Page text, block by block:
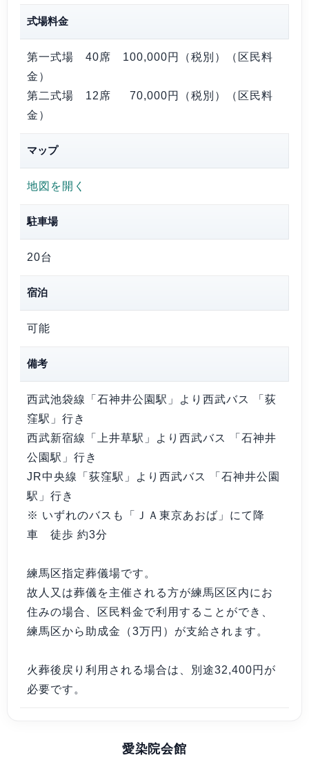
式場料金
第一式場 40席 100,000円（税別）
（区民料
金）
第二式場 12席 70,000円（税別）
（区民料
金）
マップ
地図を開く
駐車場
20台
宿泊
可能
備考
西武池袋線「石神井公園駅」より西武バス 「荻
窪駅」行き
西武新宿線「上井草駅」より西武バス 「石神井
公園駅」行き
JR中央線「荻窪駅」より西武バス 「石神井公園
駅」行き
※ いずれのバスも「ＪＡ東京あおば」にて降
車 徒歩 約3分
練馬区指定葬儀場です。
故人又は葬儀を主催される方が練馬区区内にお
住みの場合、区民料金で利用することができ、
練馬区から助成金（3万円）が支給されます。
火葬後戻り利用される場合は、別途32,400円が
必要です。
愛染院会館